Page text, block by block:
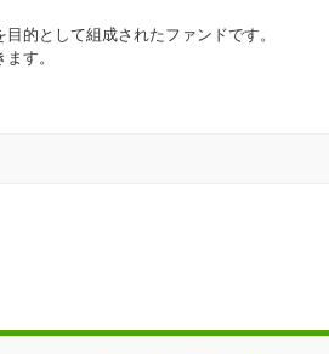
的として組成されたファンドです。
す。